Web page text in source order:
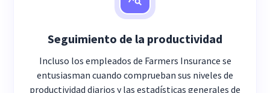
Seguimiento de la productividad
Incluso los empleados de Farmers Insurance se
entusiasman cuando comprueban sus niveles de
productividad diarios y las estadísticas generales de